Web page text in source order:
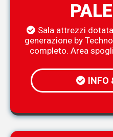
Sala attrezzi
generazione by
completo. Area
INFO